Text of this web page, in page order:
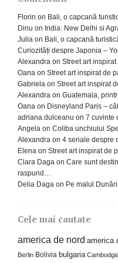
Florin on Bali, o capcană
Dinu on India: New Delhi si
Julia on Bali, o capcană
Curiozități despre Japonia –
Alexandra on Street art
Oana on Street art inspirat de
Gabriela on Street art inspirat
Alexandra on Guatemala,
Oana on Disneyland Paris –
adriana.dulceanu on 7 cuvinte
Angela on Coliba unchiului
Alexandra on 4 seriale despre
Elena on Street art inspirat de
Clara Daga on Care sunt
raspund…
Delia Daga on Pe malul
Cele mai cautate
america de nord america
Berlin Bolivia bulgaria